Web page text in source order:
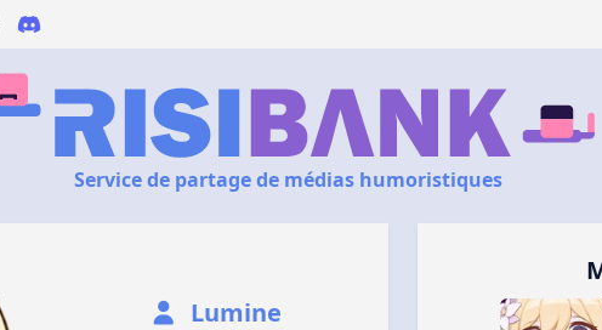
Service de partage de médias humoristiques
Lumine